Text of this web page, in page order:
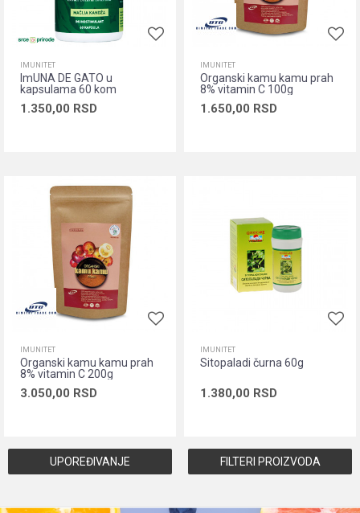
IMUNITET
ImUNA DE GATO u
kapsulama 60 kom
1.350,00 RSD
IMUNITET
Organski kamu kamu prah
8% vitamin C 100g
1.650,00 RSD
IMUNITET
Organski kamu kamu prah
8% vitamin C 200g
3.050,00 RSD
IMUNITET
Sitopaladi čurna 60g
1.380,00 RSD
UPOREĐIVANJE
FILTERI PROIZVODA